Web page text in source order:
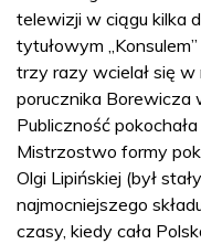
telewizji w ciągu kilka
tytułowym
trzy razy wcielał się
porucznika Borewicza
Publiczność
Mistrzostwo formy
Olgi Lipińskiej (był
najmocniejszego
czasy, kiedy cała